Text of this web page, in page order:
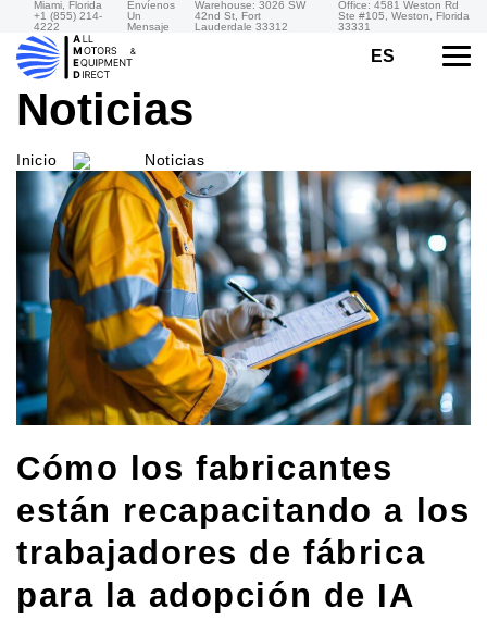
Miami, Florida
+1 (855) 214-
4222
Envíenos
Un
Mensaje
Warehouse: 3026 SW
42nd St, Fort
Lauderdale 33312
Office: 4581 Weston Rd
Ste #105, Weston, Florida
33331
ES
Noticias
Inicio Noticias
Cómo los fabricantes
están recapacitando a los
trabajadores de fábrica
para la adopción de IA